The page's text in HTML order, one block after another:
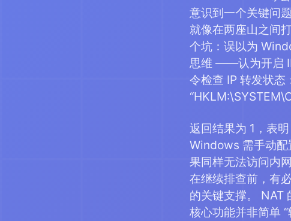
意识到一个关键问
就像在两座山之间
个坑：误以为
思维 ——认为开启
令检查 IP 转发状
返回结果为 1，表
Windows 需手动配
果同样无法访问内
在继续排查前，有
的关键支撑。 NAT
核心功能并非简单